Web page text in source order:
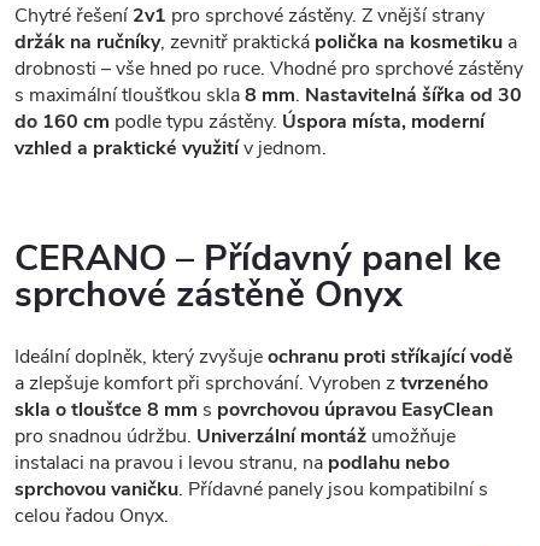
Chytré řešení2v1 pro sprchové zástěny. Z vnější strany
držák na ručníky, zevnitř praktická polička na kosmetiku a
drobnosti – vše hned po ruce. Vhodné pro sprchové zástěny
s maximální tloušťkou skla8 mm. Nastavitelná šířka od 30
do 160 cm podle typu zástěny. Úspora místa, moderní
vzhled a praktické využitív jednom.
CERANO – Přídavný panel ke
sprchové zástěně Onyx
Ideální doplněk, který zvyšujeochranu proti stříkající vodě
a zlepšuje komfort při sprchování. Vyroben ztvrzeného
skla o tloušťce 8 mm s povrchovou úpravou EasyClean
pro snadnou údržbu. Univerzální montáž umožňuje
instalaci na pravou i levou stranu, na podlahu nebo
sprchovou vaničku. Přídavné panely jsou kompatibilní s
celou řadou Onyx.